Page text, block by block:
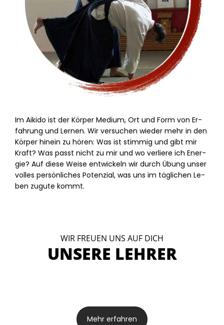
Im Ai­ki­do ist der Kör­per Me­di­um, Ort und Form von Er­
fah­rung und Ler­nen. Wir ver­su­chen wie­der mehr in den
Kör­per hin­ein zu hö­ren: Was ist stim­mig und gibt mir
Kraft? Was passt nicht zu mir und wo ver­lie­re ich En­er­
gie? Auf die­se Wei­se ent­wi­ckeln wir durch Übung un­ser
vol­les per­sön­li­ches Po­ten­zi­al, was uns im täg­li­chen Le­
ben zu­gu­te kommt.
WIR FREUEN UNS AUF DICH
UNSERE LEHRER
Mehr er­fah­ren